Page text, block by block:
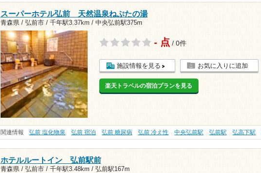
スーパーホテル弘前 天然温泉ねぷたの湯
青森県 / 弘前市 / 千年駅3.37km / 中央弘前駅375m
- 点 / 0件
施設情報を見る お気に入りに追加
楽天トラベルの宿泊プランを見る
関連情報 弘前 塩化物泉 弘前 宿泊 弘前 糖尿病 弘前 冷え性 中央弘前駅 弘前駅 弘高下駅
ホテルルートイン 弘前駅前
青森県 / 弘前市 / 千年駅3.48km / 弘前駅167m